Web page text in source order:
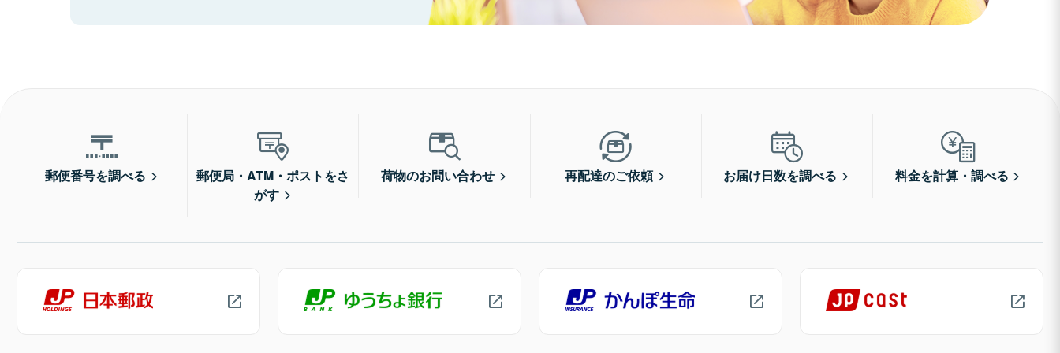
郵便番号を調べる
郵便局・ATM・ポストをさ
がす
荷物のお問い合わせ 再配達のご依頼 お届け日数を調べる 料金を計算・調べる